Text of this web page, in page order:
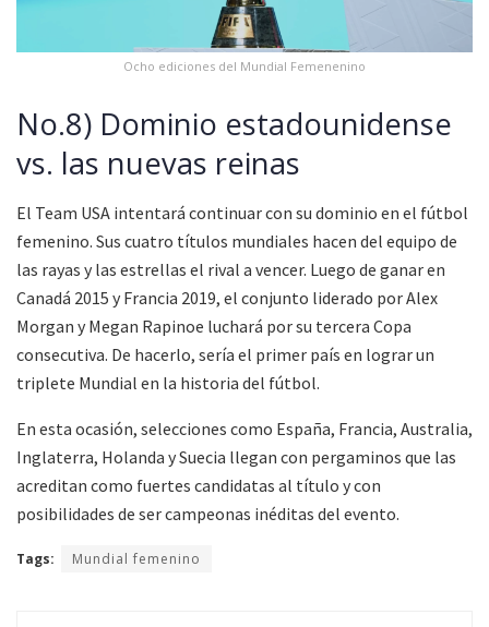
Ocho ediciones del Mundial Femenenino
No.8) Dominio estadounidense
vs. las nuevas reinas
El Team USA intentará continuar con su dominio en el fútbol
femenino. Sus cuatro títulos mundiales hacen del equipo de
las rayas y las estrellas el rival a vencer. Luego de ganar en
Canadá 2015 y Francia 2019, el conjunto liderado por Alex
Morgan y Megan Rapinoe luchará por su tercera Copa
consecutiva. De hacerlo, sería el primer país en lograr un
triplete Mundial en la historia del fútbol.
En esta ocasión, selecciones como España, Francia, Australia,
Inglaterra, Holanda y Suecia llegan con pergaminos que las
acreditan como fuertes candidatas al título y con
posibilidades de ser campeonas inéditas del evento.
Tags: Mundial femenino